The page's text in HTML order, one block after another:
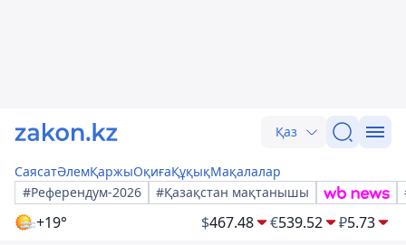
Қаз
СаясатӘлемҚаржыОқиғаҚұқықМақалалар
#Референдум-2026
#Қазақстан мақтанышы
+19° $467.48 €539.52 ₽5.73